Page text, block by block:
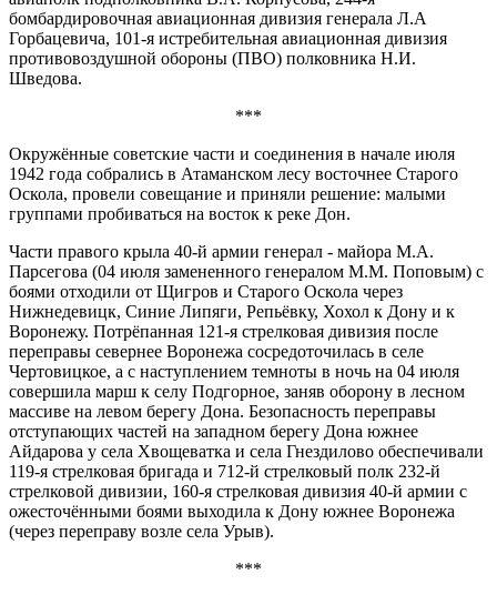
бомбардировочная авиационная дивизия генерала Л.А
Горбацевича, 101-я истребительная авиационная дивизия
противовоздушной обороны (ПВО) полковника Н.И.
Шведова.
***
Окружённые советские части и соединения в начале июля
1942 года собрались в Атаманском лесу восточнее Старого
Оскола, провели совещание и приняли решение: малыми
группами пробиваться на восток к реке Дон.
Части правого крыла 40-й армии генерал - майора М.А.
Парсегова (04 июля замененного генералом М.М. Поповым) с
боями отходили от Щигров и Старого Оскола через
Нижнедевицк, Синие Липяги, Репьёвку, Хохол к Дону и к
Воронежу. Потрёпанная 121-я стрелковая дивизия после
переправы севернее Воронежа сосредоточилась в селе
Чертовицкое, а с наступлением темноты в ночь на 04 июля
совершила марш к селу Подгорное, заняв оборону в лесном
массиве на левом берегу Дона. Безопасность переправы
отступающих частей на западном берегу Дона южнее
Айдарова у села Хвощеватка и села Гнездилово обеспечивали
119-я стрелковая бригада и 712-й стрелковый полк 232-й
стрелковой дивизии, 160-я стрелковая дивизия 40-й армии с
ожесточёнными боями выходила к Дону южнее Воронежа
(через переправу возле села Урыв).
***